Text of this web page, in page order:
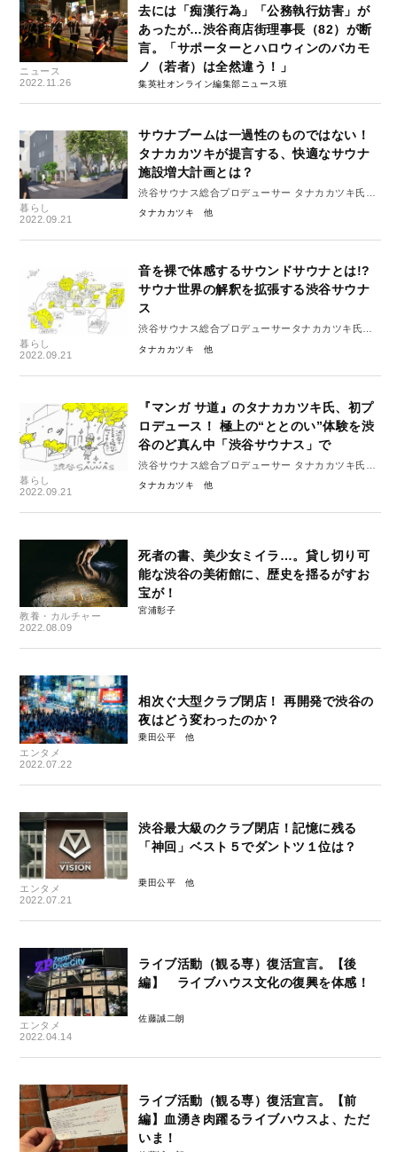
ニュース
2022.11.26
去には「痴漢行為」「公務執行妨害」が
あったが…渋谷商店街理事長（82）が断
言。「サポーターとハロウィンのバカモ
ノ（若者）は全然違う！」
集英社オンライン編集部ニュース班
暮らし
2022.09.21
サウナブームは一過性のものではない！
タナカカツキが提言する、快適なサウナ
施設増大計画とは？
渋谷サウナス総合プロデューサー タナカカツキ氏イ
ンタビュー 後編
タナカカツキ
暮らし
2022.09.21
音を裸で体感するサウンドサウナとは!?
サウナ世界の解釈を拡張する渋谷サウナ
ス
渋谷サウナス総合プロデューサータナカカツキ氏イ
ンタビュー 中編
タナカカツキ
暮らし
2022.09.21
『マンガ サ道』のタナカカツキ氏、初プ
ロデュース！ 極上の“ととのい”体験を渋
谷のど真ん中「渋谷サウナス」で
渋谷サウナス総合プロデューサー タナカカツキ氏イ
ンタビュー 前編
タナカカツキ
教養・カルチャー
2022.08.09
死者の書、美少女ミイラ…。貸し切り可
能な渋谷の美術館に、歴史を揺るがすお
宝が！
宮浦彰子
エンタメ
2022.07.22
相次ぐ大型クラブ閉店！ 再開発で渋谷の
夜はどう変わったのか？
乗田公平
エンタメ
2022.07.21
渋谷最大級のクラブ閉店！記憶に残る
「神回」ベスト５でダントツ１位は？
乗田公平
エンタメ
2022.04.14
ライブ活動（観る専）復活宣言。【後
編】 ライブハウス文化の復興を体感！
佐藤誠二朗
ライブ活動（観る専）復活宣言。【前
編】血湧き肉躍るライブハウスよ、ただ
いま！